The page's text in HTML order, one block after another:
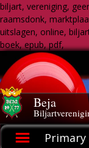
biljart, vereniging,
raamsdonk,
uitslagen, online,
boek, epub, pdf,
to
content
Beja
Primary